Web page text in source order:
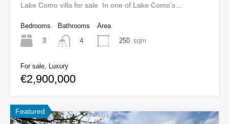
Lake Como villa for sale In one of Lake Como’s…
Bedrooms
3
Bathrooms
4
Area
250 sqm
For sale, Luxury
€2,900,000
Featured